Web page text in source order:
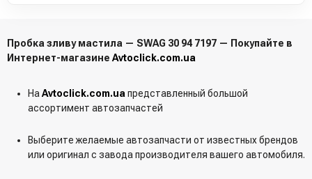
Пробка зливу мастила — SWAG 30 94 7197 — Покупайте в
Интернет-магазине Avtoclick.com.ua
НаAvtoclick.com.uaпредставленный большой
ассортимент автозапчастей
Выберите желаемые автозапчасти от известных брендов
или оригинал с завода производителя вашего автомобиля.